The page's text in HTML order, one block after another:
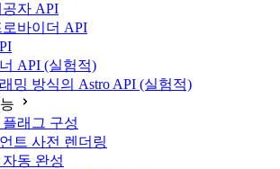
자 API
로바이더 API
API (실험적)
밍 방식의 Astro API (실험적)
래그 구성
트 사전 렌더링
동 완성